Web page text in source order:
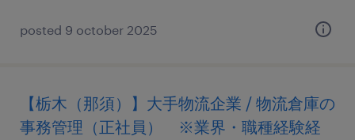
posted 9 october 2025
【栃木（那須）】大手物流企業 / 物流倉庫の
事務管理（正社員） ※業界・職種経験経